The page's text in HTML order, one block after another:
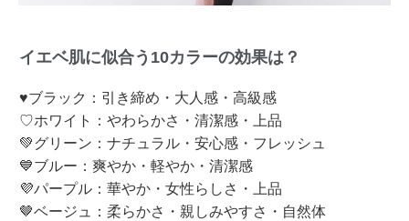
イエベ肌に似合う10カラーの効果は？
♥ブラック：引き締め・大人感・高級感
♡ホワイト：やわらかさ・清潔感・上品
💚グリーン：ナチュラル・安心感・フレッシュ
💙ブルー：爽やか・軽やか・清潔感
💜パープル：華やか・女性らしさ・上品
🤎ベージュ：柔らかさ・親しみやすさ・自然体